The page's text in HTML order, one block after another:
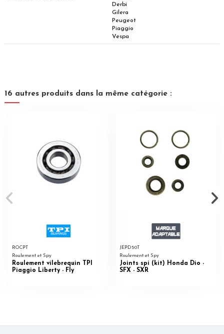
Derbi
Gilera
Peugeot
Piaggio
Vespa
16 autres produits dans la même catégorie :
ROCPT
Roulement et Spy
Roulement vilebrequin TPI
Piaggio Liberty - Fly
JEPD50T
Roulement et Spy
Joints spi (kit) Honda Dio -
SFX - SXR